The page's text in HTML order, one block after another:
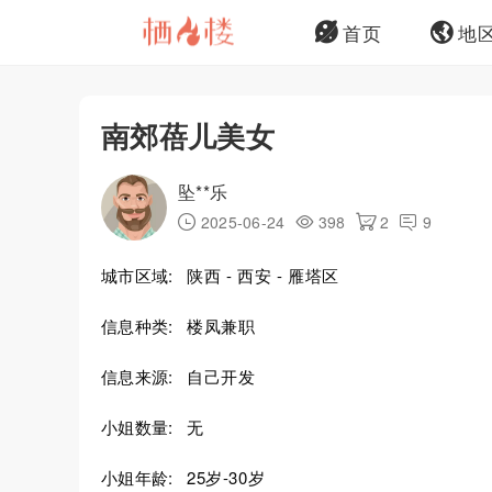
首页 地
南郊蓓儿美女
坠**乐
2025-06-24 398 2 9
城市区域: 陕西 - 西安 - 雁塔区
信息种类: 楼凤兼职
信息来源: 自己开发
小姐数量: 无
小姐年龄: 25岁-30岁